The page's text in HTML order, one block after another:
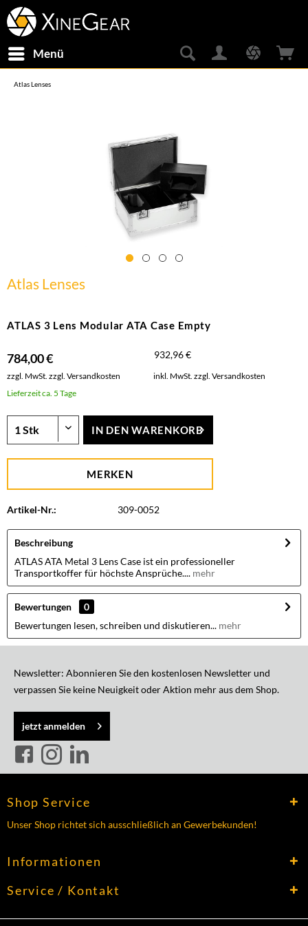
Menü
Atlas Lenses
Atlas Lenses
ATLAS 3 Lens Modular ATA Case Empty
784,00 € 932,96 €
zzgl. MwSt. zzgl. Versandkosten inkl. MwSt. zzgl. Versandkosten
Lieferzeit ca. 5 Tage
IN DEN WARENKORB
MERKEN
Artikel-Nr.: 309-0052
Beschreibung
ATLAS ATA Metal 3 Lens Case ist ein professioneller
Transportkoffer für höchste Ansprüche.... mehr
Bewertungen
0
Bewertungen lesen, schreiben und diskutieren... mehr
Newsletter: Abonnieren Sie den kostenlosen Newsletter und
verpassen Sie keine Neuigkeit oder Aktion mehr aus dem Shop.
jetzt anmelden
Shop Service
Unser Shop richtet sich ausschließlich an Gewerbekunden!
Informationen
Service / Kontakt